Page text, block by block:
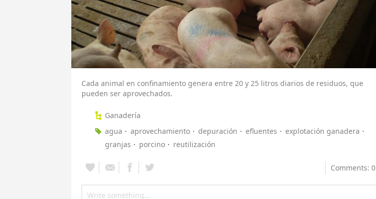
Cada animal en confinamiento genera entre 20 y 25 litros diarios de residuos, que
pueden ser aprovechados.
Ganadería
agua
aprovechamiento depuración efluentes
explotación ganadera
granjas
porcino reutilización
Comments: 0